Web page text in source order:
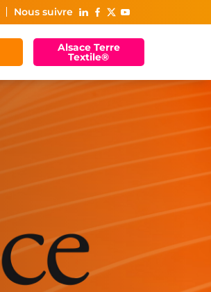
Nous suivre
Alsace Terre
Textile®